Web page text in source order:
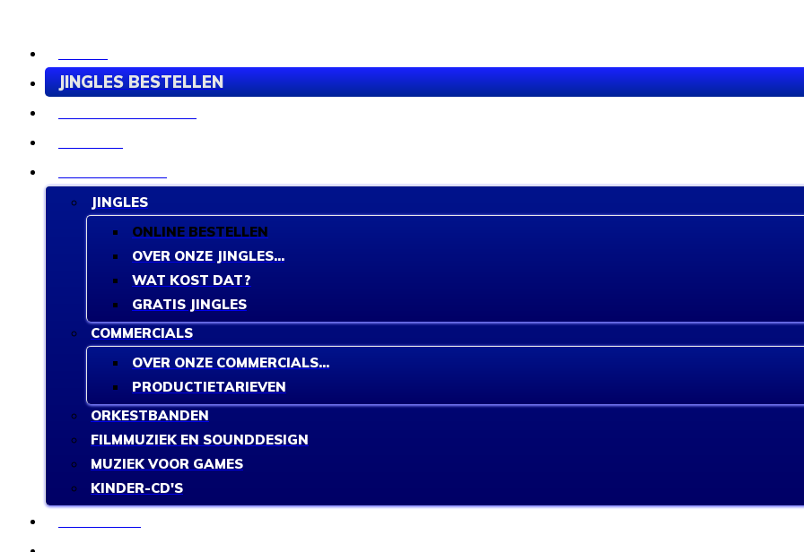
JINGLES BESTELLEN
JINGLES
ONLINE BESTELLEN
OVER ONZE JINGLES...
WAT KOST DAT?
GRATIS JINGLES
COMMERCIALS
OVER ONZE COMMERCIALS...
PRODUCTIETARIEVEN
ORKESTBANDEN
FILMMUZIEK EN SOUNDDESIGN
MUZIEK VOOR GAMES
KINDER-CD'S